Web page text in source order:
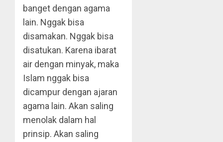
banget dengan agama
lain. Nggak bisa
disamakan. Nggak bisa
disatukan. Karena ibarat
air dengan minyak, maka
Islam nggak bisa
dicampur dengan ajaran
agama lain. Akan saling
menolak dalam hal
prinsip. Akan saling